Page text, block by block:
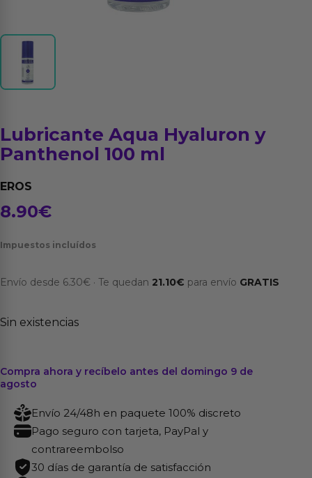
Lubricante Aqua Hyaluron y
Panthenol 100 ml
EROS
8.90€
Impuestos incluídos
Envío desde 6.30€ · Te quedan 21.10€ para envío GRATIS
Sin existencias
Compra ahora y recíbelo antes del domingo 9 de
agosto
Envío 24/48h en paquete 100% discreto
Pago seguro con tarjeta, PayPal y
contrareembolso
30 días de garantía de satisfacción